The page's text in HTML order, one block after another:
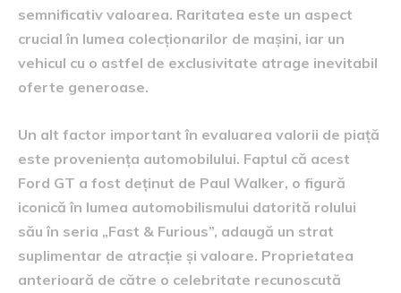
semnificativ valoarea. Raritatea este un aspect
crucial în lumea colecționarilor de mașini, iar un
vehicul cu o astfel de exclusivitate atrage inevitabil
oferte generoase.
Un alt factor important în evaluarea valorii de piață
este proveniența automobilului. Faptul că acest
Ford GT a fost deținut de Paul Walker, o figură
iconică în lumea automobilismului datorită rolului
său în seria „Fast & Furious”, adaugă un strat
suplimentar de atracție și valoare. Proprietatea
anterioară de către o celebritate recunoscută